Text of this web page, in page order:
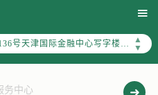

▲
▼
天津市和平区赤峰道136号天津国际金融中心写字楼26层2603室（需提前预约）
上海市徐汇区虹桥路3号港汇中心写字楼2座37层3705室（需提前预约）